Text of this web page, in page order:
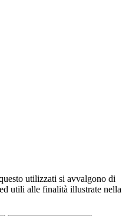
utilizzati si avvalgono di
utili alle finalità illustrate nella